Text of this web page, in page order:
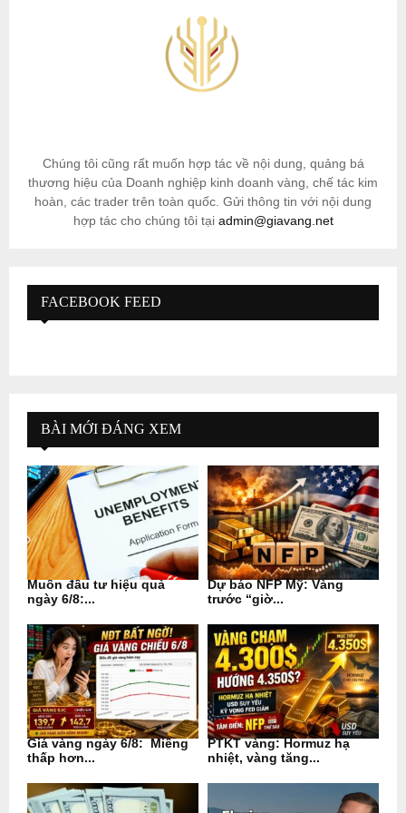
Chúng tôi cũng rất muốn hợp tác về nội dung, quảng bá
thương hiệu của Doanh nghiệp kinh doanh vàng, chế tác kim
hoàn, các trader trên toàn quốc. Gửi thông tin với nội dung
hợp tác cho chúng tôi tại admin@giavang.net
FACEBOOK FEED
BÀI MỚI ĐÁNG XEM
Muốn đầu tư hiệu quả
ngày 6/8:...
Dự báo NFP Mỹ: Vàng
trước “giờ...
Giá vàng ngày 6/8: Miếng
thấp hơn...
PTKT vàng: Hormuz hạ
nhiệt, vàng tăng...